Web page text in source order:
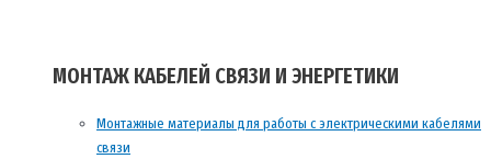
МОНТАЖ КАБЕЛЕЙ СВЯЗИ И ЭНЕРГЕТИКИ
Монтажные материалы для работы с электрическими кабелями
связи